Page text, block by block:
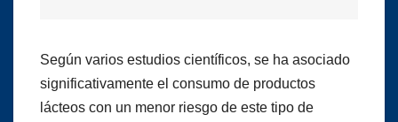
Según varios estudios científicos, se ha asociado
significativamente el consumo de productos
lácteos con un menor riesgo de este tipo de